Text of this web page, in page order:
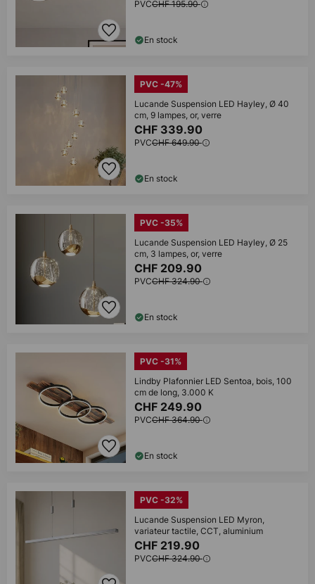
PVCCHF 195.90
En stock
PVC -47%
Lucande Suspension LED Hayley, Ø 40
cm, 9 lampes, or, verre
CHF 339.90
PVCCHF 649.90
En stock
PVC -35%
Lucande Suspension LED Hayley, Ø 25
cm, 3 lampes, or, verre
CHF 209.90
PVCCHF 324.90
En stock
PVC -31%
Lindby Plafonnier LED Sentoa, bois, 100
cm de long, 3.000 K
CHF 249.90
PVCCHF 364.90
En stock
PVC -32%
Lucande Suspension LED Myron,
variateur tactile, CCT, aluminium
CHF 219.90
PVCCHF 324.90